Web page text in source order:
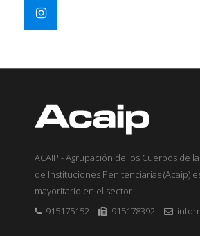
ACAIP - Agrupación de los Cuerpos de
de Instituciones Penitenciarias (Acaip)
mayoritario en el sector
915175152
915178392